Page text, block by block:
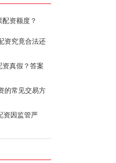
资额度？
资究竟合法还
真假？答案
的常见交易方
资因监管严